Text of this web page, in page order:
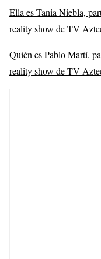
Ella es Tania Niebla,
reality show de TV
Quién es Pablo Martí,
reality show de TV